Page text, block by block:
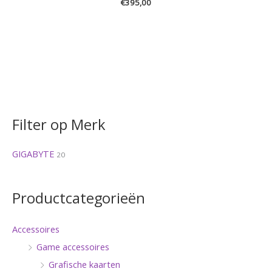
Filter op Merk
GIGABYTE 20
Productcategorieën
Accessoires
Game accessoires
Grafische kaarten
€395,00